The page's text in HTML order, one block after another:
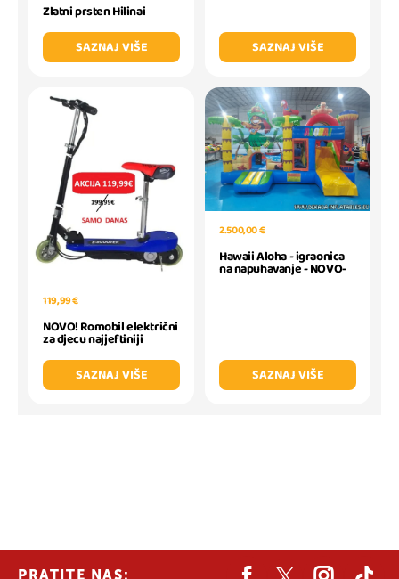
Zlatni prsten Hilinai
SAZNAJ VIŠE
SAZNAJ VIŠE
119,99 €
NOVO! Romobil električni
za djecu najjeftiniji
SAZNAJ VIŠE
2.500,00 €
Hawaii Aloha - igraonica
na napuhavanje - NOVO-
SAZNAJ VIŠE
PRATITE NAS: